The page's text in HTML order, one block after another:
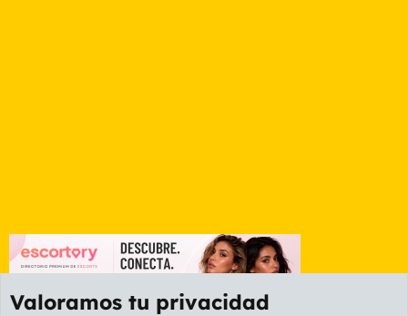
Valoramos tu privacidad